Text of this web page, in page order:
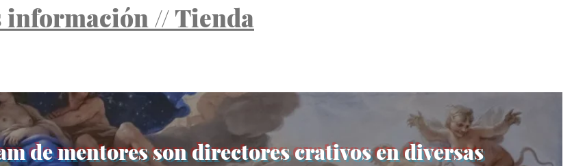
información // Tienda
de mentores son directores crativos en diversas